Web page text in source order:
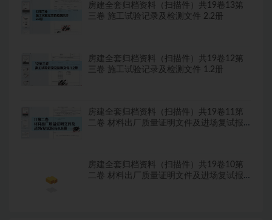
房建全套归档资料（扫描件）共19卷13第
三卷 施工试验记录及检测文件 2.2册
房建全套归档资料（扫描件）共19卷12第
三卷 施工试验记录及检测文件 1.2册
房建全套归档资料（扫描件）共19卷11第
二卷 材料出厂质量证明文件及进场复试报
房建全套归档资料（扫描件）共19卷10第
二卷 材料出厂质量证明文件及进场复试报